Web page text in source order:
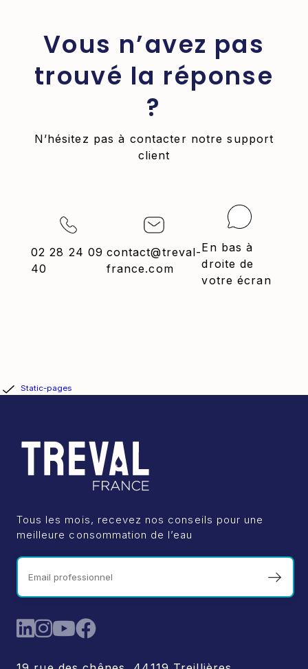
Vous n’avez pas
trouvé la réponse
?
N’hésitez pas à contacter notre support
client
02 28 24 09
40
contact@treval-
france.com
En bas à
droite de
votre écran
Static-pages
Tous les mois, recevez nos conseils pour une
meilleure consommation de l’eau